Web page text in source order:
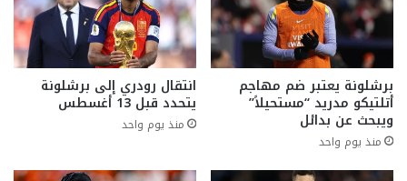
برشلونة يعتبر ضم مهاجم
أتلتيكو مدريد “مستحيلاً”
ويبحث عن بدائل
منذ يوم واحد
انتقال رودري إلى برشلونة
يتحدد قبل 13 أغسطس
منذ يوم واحد